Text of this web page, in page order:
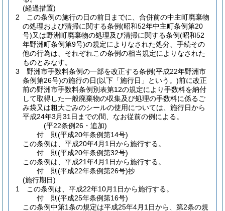
(経過措置)
2
この条例の施行の日の前日までに、合併前の中主町廃棄物
の処理および清掃に関する条例(昭和52年中主町条例第20
号)又は野洲町廃棄物の処理及び清掃に関する条例(昭和52
年野洲町条例第9号)の規定によりなされた処分、手続その
他の行為は、それぞれこの条例の相当規定によりなされた
ものとみなす。
3
野洲市手数料条例の一部を改正する条例(平成22年野洲市
条例第26号)の施行の日(以下「施行日」という。)前に改正
前の野洲市手数料条例別表第12の規定により手数料を納付
して取得した一般廃棄物の収集及び処理の手数料に係るご
み袋又は粗大ごみのシールの使用については、施行日から
平成24年3月31日までの間、なお従前の例による。
(平22条例26・追加)
付 則(平成20年条例第14号)
この条例は、平成20年4月1日から施行する。
付 則(平成20年条例第32号)
この条例は、平成21年4月1日から施行する。
付 則(平成22年条例第26号)抄
(施行期日)
1
この条例は、平成22年10月1日から施行する。
付 則(平成25年条例第16号)
この条例中第1条の規定は平成25年4月1日から、第2条の規